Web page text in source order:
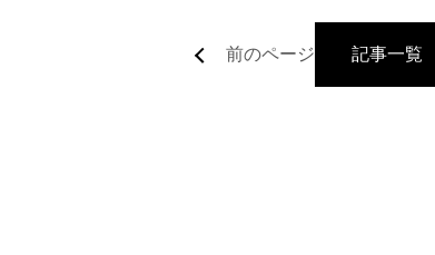
前のページ 記事一覧